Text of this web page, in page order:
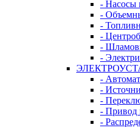
-
-
-
-
-
-
-
-
-
- Привод
-